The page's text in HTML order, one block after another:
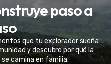
mejor amigo con una
de serie
paso a
que tu explorador sueña
y descubre por qué la
camina en familia.